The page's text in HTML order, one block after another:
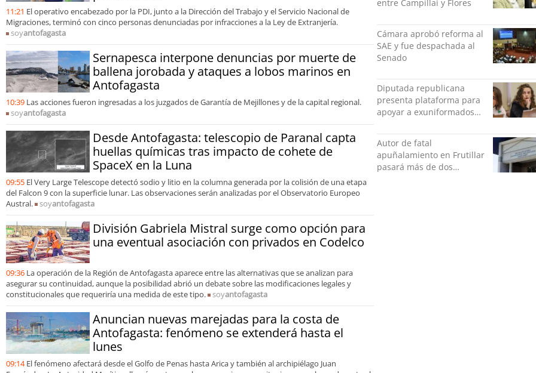
11:21 El operativo encabezado por la PDI, junto a la Dirección del Trabajo y el Servicio Nacional de
Migraciones, terminó con cinco personas denunciadas por infracciones a la Ley de Extranjería.
soyantofagasta
Sernapesca interpone denuncias por muerte de
ballena jorobada y ataques a lobos marinos en
Antofagasta
10:39 Las acciones fueron ingresadas a los juzgados de Garantía de Mejillones y de la capital regional.
soyantofagasta
Desde Antofagasta: telescopio de Paranal capta
huellas químicas tras impacto de cohete de
SpaceX en la Luna
09:55 El Very Large Telescope detectó sodio y litio en la columna generada por la colisión de una etapa
del Falcon 9 con la superficie lunar. Las observaciones serán analizadas por el Observatorio Europeo
Austral.
soyantofagasta
División Gabriela Mistral surge como opción para
una eventual asociación con privados en Codelco
09:36 La operación de la Región de Antofagasta aparece entre las alternativas que se analizan para
asegurar su continuidad, aunque la posibilidad abrió un debate sobre las modificaciones legales y
constitucionales que requeriría una medida de este tipo.
soyantofagasta
Anuncian nuevas marejadas para la costa de
Antofagasta: fenómeno se extenderá hasta el
lunes
09:14 El fenómeno afectará desde el Golfo de Penas hasta Arica y también al archipiélago Juan
entre Campillai y Flores
Cámara aprobó reforma al
SAE y fue despachada al
Senado
Diputada republicana
presenta plataforma para
apoyar a exuniformados
social
Autor de fatal
apuñalamiento en Frutillar
pasará más de dos